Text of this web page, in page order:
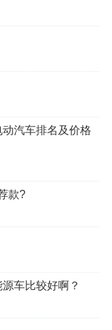
汽车排名及价格
款?
车比较好啊？